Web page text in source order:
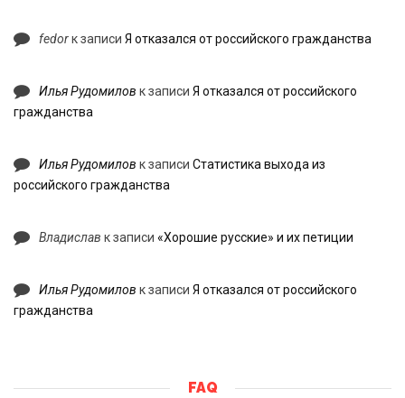
fedorк записи Я отказался от российского гражданства
Илья Рудомилов к записи Я отказался от российского
гражданства
Илья Рудомилов к записи Статистика выхода из
российского гражданства
Владислав к записи «Хорошие русские» и их петиции
Илья Рудомилов к записи Я отказался от российского
гражданства
FAQ